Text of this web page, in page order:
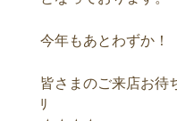
今年もあとわずか！
皆さまのご来店お待
ﾘ